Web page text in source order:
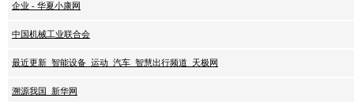
企业 - 华夏小康网
中国机械工业联合会
最近更新_智能设备_运动_汽车_智慧出行频道_天极网
溯源我国_新华网